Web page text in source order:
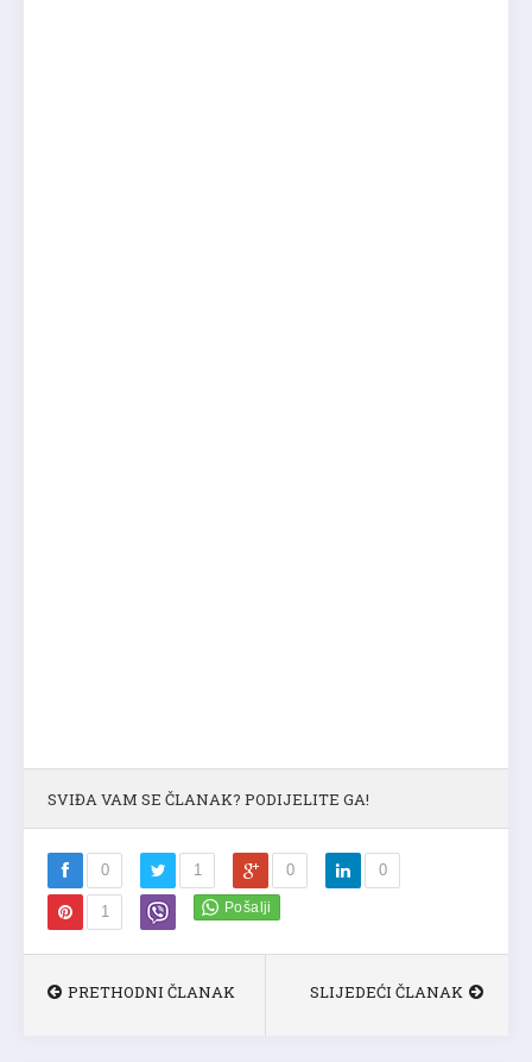
SVIĐA VAM SE ČLANAK? PODIJELITE GA!
0 1 0 0
1
PRETHODNI ČLANAK SLIJEDEĆI ČLANAK